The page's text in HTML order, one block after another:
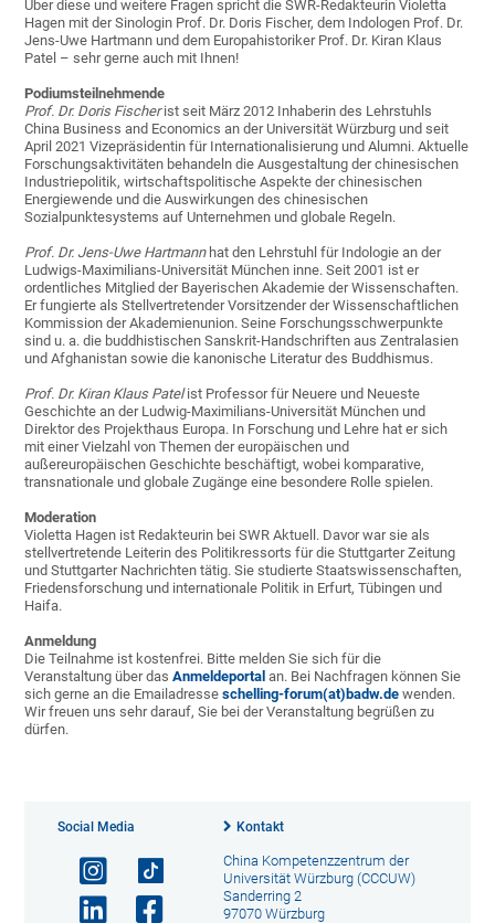
Über diese und weitere Fragen spricht die SWR-Redakteurin Violetta
Hagen mit der Sinologin Prof. Dr. Doris Fischer, dem Indologen Prof. Dr.
Jens-Uwe Hartmann und dem Europahistoriker Prof. Dr. Kiran Klaus
Patel – sehr gerne auch mit Ihnen!
Podiumsteilnehmende
Prof. Dr. Doris Fischerist seit März 2012 Inhaberin des Lehrstuhls
China Business and Economics an der Universität Würzburg und seit
April 2021 Vizepräsidentin für Internationalisierung und Alumni. Aktuelle
Forschungsaktivitäten behandeln die Ausgestaltung der chinesischen
Industriepolitik, wirtschaftspolitische Aspekte der chinesischen
Energiewende und die Auswirkungen des chinesischen
Sozialpunktesystems auf Unternehmen und globale Regeln.
Prof. Dr. Jens-Uwe Hartmannhat den Lehrstuhl für Indologie an der
Ludwigs-Maximilians-Universität München inne. Seit 2001 ist er
ordentliches Mitglied der Bayerischen Akademie der Wissenschaften.
Er fungierte als Stellvertretender Vorsitzender der Wissenschaftlichen
Kommission der Akademienunion. Seine Forschungsschwerpunkte
sind u. a. die buddhistischen Sanskrit-Handschriften aus Zentralasien
und Afghanistan sowie die kanonische Literatur des Buddhismus.
Prof. Dr. Kiran Klaus Patelist Professor für Neuere und Neueste
Geschichte an der Ludwig-Maximilians-Universität München und
Direktor des Projekthaus Europa. In Forschung und Lehre hat er sich
mit einer Vielzahl von Themen der europäischen und
außereuropäischen Geschichte beschäftigt, wobei komparative,
transnationale und globale Zugänge eine besondere Rolle spielen.
Moderation
Violetta Hagen ist Redakteurin bei SWR Aktuell. Davor war sie als
stellvertretende Leiterin des Politikressorts für die Stuttgarter Zeitung
und Stuttgarter Nachrichten tätig. Sie studierte Staatswissenschaften,
Friedensforschung und internationale Politik in Erfurt, Tübingen und
Haifa.
Anmeldung
Die Teilnahme ist kostenfrei. Bitte melden Sie sich für die
Veranstaltung über dasAnmeldeportal an. Bei Nachfragen können Sie
sich gerne an die Emailadresseschelling-forum(at)badw.de wenden.
Wir freuen uns sehr darauf, Sie bei der Veranstaltung begrüßen zu
dürfen.
Social Media Kontakt
China Kompetenzzentrum der
Universität Würzburg (CCCUW)
Sanderring 2
97070 Würzburg